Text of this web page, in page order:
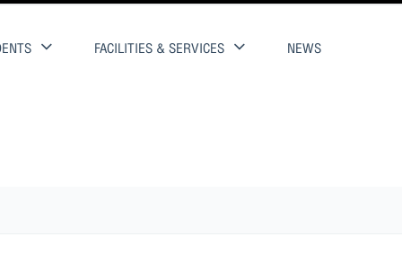
FACILITIES & SERVICES NEWS
ติยศ